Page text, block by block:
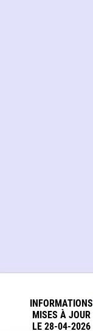
INFORMATIONS
MISES À JOUR
LE 28-04-2026